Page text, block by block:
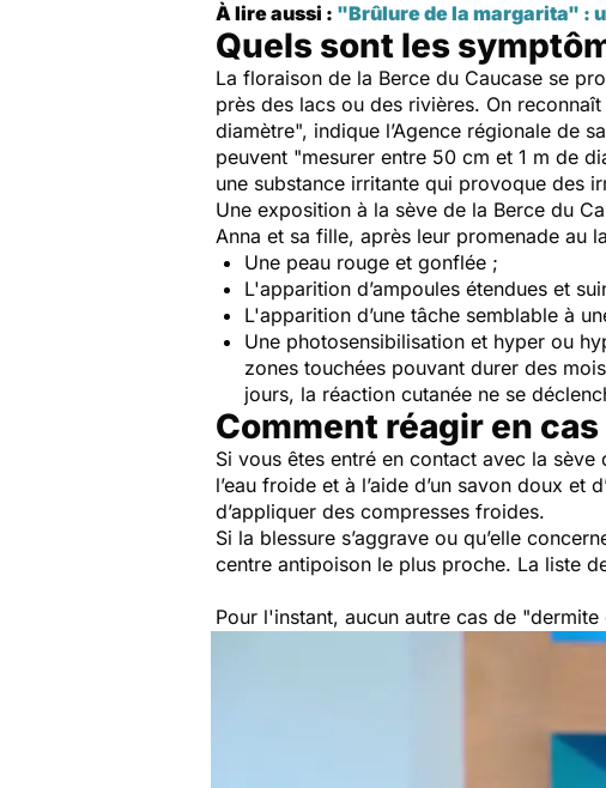
À lire aussi : "Brûlure de la margarita" :
Quels sont les
La floraison de la Berce du Caucase se
près des lacs ou des rivières. On
diamètre", indique l’Agence régionale de
peuvent "mesurer entre 50 cm et 1 m de
une substance irritante qui provoque des
Une exposition à la sève de la Berce du
Anna et sa fille, après leur promenade au
Une peau rouge et gonflée ;
L'apparition d’ampoules étendues et
L'apparition d’une tâche semblable à
Une photosensibilisation et hyper ou
zones touchées pouvant durer des
jours, la réaction cutanée ne se
Comment réagir en
Si vous êtes entré en contact avec la sève
l’eau froide et à l’aide d’un savon doux
d’appliquer des compresses froides.
Si la blessure s’aggrave ou qu’elle
centre antipoison le plus proche. La liste
Pour l'instant, aucun autre cas de